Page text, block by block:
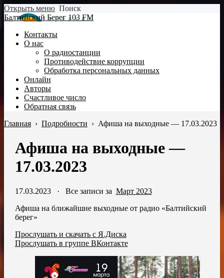
Открыть меню Поиск
Балтийский Берег 103 FM
Контакты
О нас
О радиостанции
Противодействие коррупции
Обработка персональных данных
Онлайн
Авторы
Счастливое число
Обратная связь
Главная › Подробности › Афиша на выходные — 17.03.2023
Афиша на выходные —
17.03.2023
17.03.2023· Все записи за Март 2023
Афиша на ближайшие выходные от радио «Балтийский
берег»
Прослушать и скачать с Я.Диска
Прослушать в группе ВКонтакте